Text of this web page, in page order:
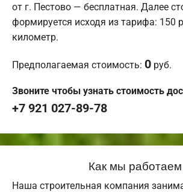
от г. Пестово — бесплатная. Далее
формируется исходя из тарифа: 150
километр.
Предполагаемая стоимость: 0 руб.
Звоните чтобы узнать стоимость
+7 921 027-89-78
Как мы работаем
Наша строительная компания